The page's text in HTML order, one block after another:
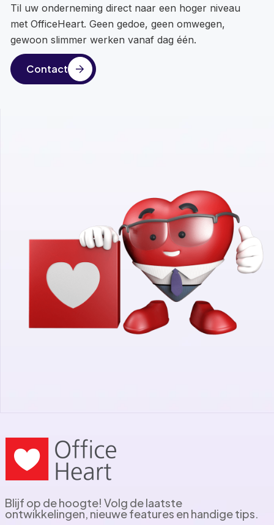
Til uw onderneming direct naar een hoger niveau
met OfficeHeart. Geen gedoe, geen omwegen,
gewoon slimmer werken vanaf dag één.
Contact
Blijf op de hoogte! Volg de laatste
ontwikkelingen, nieuwe features en handige tips.